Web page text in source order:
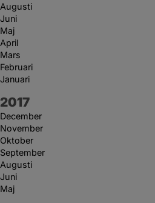
Augusti
Juni
Maj
April
Mars
Februari
Januari
År:
2017
December
November
Oktober
September
Augusti
Juni
Maj